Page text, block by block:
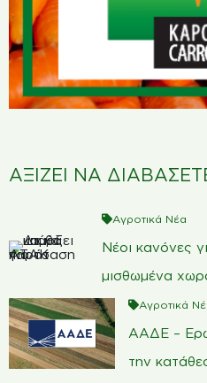
ΑΞΙΖΕΙ ΝΑ
Αγροτικά Νέα
Νέοι κανόνες
μισθωμένα
Αγροτικά
ΑΑΔΕ –
την